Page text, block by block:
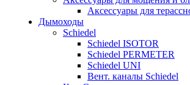
Аксессуары для
Дымоходы
Schiedel
Schiedel ISOTOR
Schiedel PERMETER
Schiedel UNI
Вент. каналы Schiedel